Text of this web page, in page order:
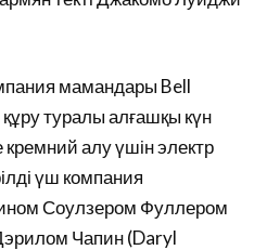
мамандары Bell
туралы алғашқы күн
кремний алу үшін электр
үш компания
Соулзером Фуллером
Чапин (Daryl